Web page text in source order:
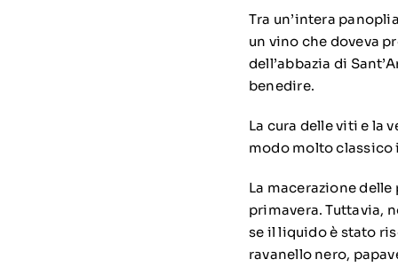
Tra un’intera
un vino che doveva
dell’abbazia di
benedire.
La cura delle viti e la
modo molto classico
La macerazione
primavera. Tuttavia,
se il liquido è stato
ravanello nero,